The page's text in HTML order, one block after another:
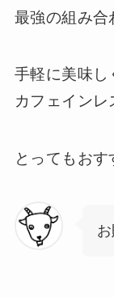
最強の組み合
手軽に美味し
カフェインレ
とってもおす